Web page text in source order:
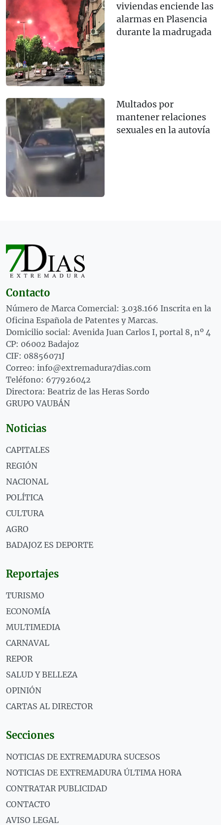
viviendas enciende las
alarmas en Plasencia
durante la madrugada
Multados por
mantener relaciones
sexuales en la autovía
Contacto
Número de Marca Comercial: 3.038.166 Inscrita en la
Oficina Española de Patentes y Marcas.
Domicilio social: Avenida Juan Carlos I, portal 8, nº 4
CP: 06002 Badajoz
CIF: 08856071J
Correo: info@extremadura7dias.com
Teléfono: 677926042
Directora: Beatriz de las Heras Sordo
GRUPO VAUBÁN
Noticias
CAPITALES
REGIÓN
NACIONAL
POLÍTICA
CULTURA
AGRO
BADAJOZ ES DEPORTE
Reportajes
TURISMO
ECONOMÍA
MULTIMEDIA
CARNAVAL
REPOR
SALUD Y BELLEZA
OPINIÓN
CARTAS AL DIRECTOR
Secciones
NOTICIAS DE EXTREMADURA SUCESOS
NOTICIAS DE EXTREMADURA ÚLTIMA HORA
CONTRATAR PUBLICIDAD
CONTACTO
AVISO LEGAL